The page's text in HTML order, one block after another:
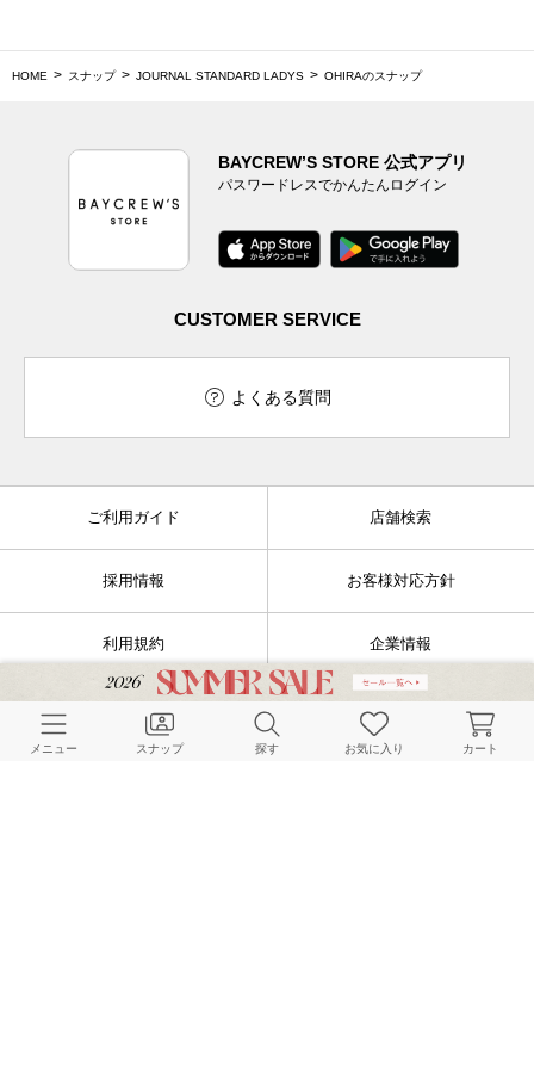
HOME スナップ JOURNAL STANDARD LADYS OHIRAのスナップ
BAYCREW’S STORE 公式アプリ
パスワードレスでかんたんログイン
CUSTOMER SERVICE
よくある質問
ご利用ガイド 店舗検索
採用情報 お客様対応方針
利用規約 企業情報
個人情報保護方針 特定商取引法に基づく表記
メニュー スナップ 探す お気に入り カート